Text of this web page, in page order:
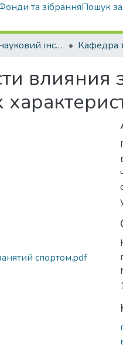
та зібранняПошук
Навчально-науковий інститут здоров'я, реабілітації та фізичного виховання
влияния
спортом.pdf